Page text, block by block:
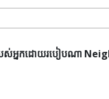
YYYY
ស់អ្នកដោយរបៀបណា